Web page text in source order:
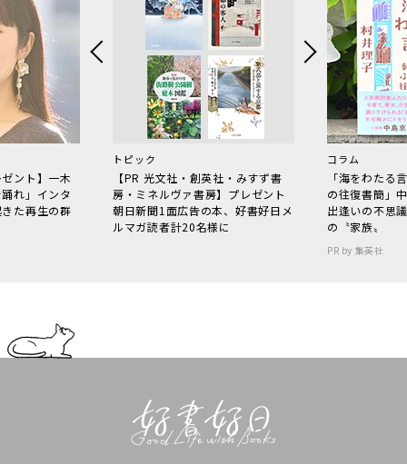
ント】一木
れ」インタ
た再生の群
トピック
【PR 光文社・創英社・みすず書
房・ミネルヴァ書房】プレゼント
朝日新聞1面広告の本、好書好日メ
ルマガ読者計20名様に
コラム
「海をわた
の往復書簡」
出逢いの不思
の〝家族〟
PR by 集英社